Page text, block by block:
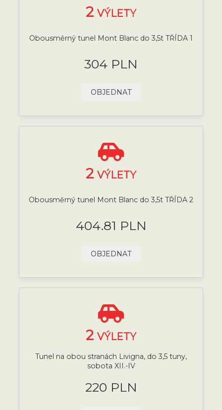
2 VÝLETY
Obousměrný tunel Mont Blanc do 3,5t TŘÍDA 1
304 PLN
OBJEDNAT
2 VÝLETY
Obousměrný tunel Mont Blanc do 3,5t TŘÍDA 2
404.81 PLN
OBJEDNAT
2 VÝLETY
Tunel na obou stranách Livigna, do 3,5 tuny,
sobota XII.-IV
220 PLN